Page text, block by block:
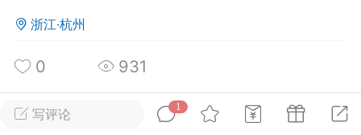
汉
大人
Lv.8
写评论
1
浙江·杭州
0 931